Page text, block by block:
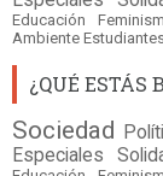
Educación
Ambiente
¿QUÉ ESTÁS
Sociedad
Especiales